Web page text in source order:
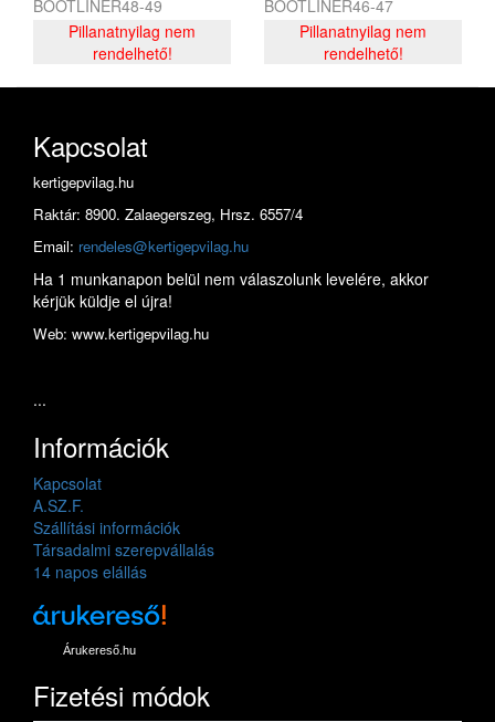
BOOTLINER48-49
Pillanatnyilag nem
rendelhető!
BOOTLINER46-47
Pillanatnyilag nem
rendelhető!
Kapcsolat
kertigepvilag.hu
Raktár: 8900. Zalaegerszeg, Hrsz. 6557/4
Email: rendeles@kertigepvilag.hu
Ha 1 munkanapon belül nem válaszolunk levelére, akkor
kérjük küldje el újra!
Web: www.kertigepvilag.hu
...
Információk
Kapcsolat
A.SZ.F.
Szállítási információk
Társadalmi szerepvállalás
14 napos elállás
Árukereső.hu
Fizetési módok